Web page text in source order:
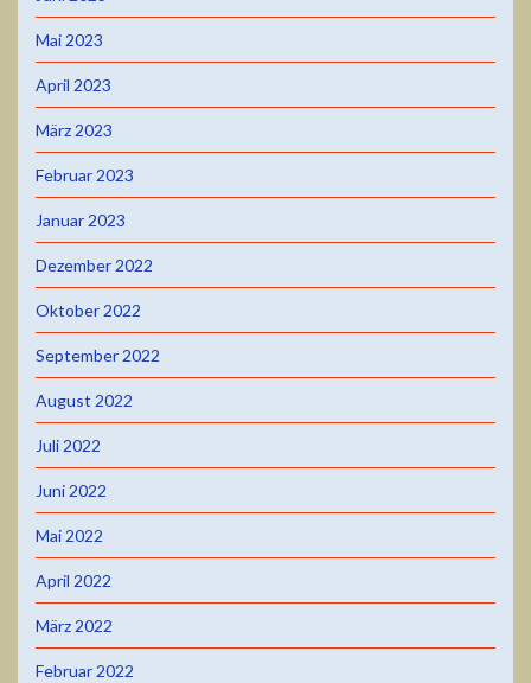
Mai 2023
April 2023
März 2023
Februar 2023
Januar 2023
Dezember 2022
Oktober 2022
September 2022
August 2022
Juli 2022
Juni 2022
Mai 2022
April 2022
März 2022
Februar 2022